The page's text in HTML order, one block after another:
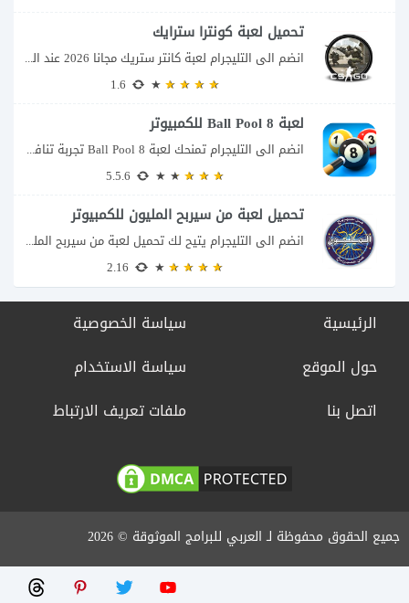
تحميل لعبة كونترا سترايك
انضم الى التليجرام لعبة كانتر ستريك مجانا 2026 عند البحث عن تحميل Counter-Strike للكمبيوتر...
لعبة 8 Ball Pool للكمبيوتر
انضم الى التليجرام تمنحك لعبة 8 Ball Pool تجربة تنافسية ممتعة تجمع بين دقة...
تحميل لعبة من سيربح المليون للكمبيوتر
انضم الى التليجرام يتيح لك تحميل لعبة من سيربح المليون للكمبيوتر خوض تجربة مسابقات...
الرئيسية
حول الموقع
اتصل بنا
سياسة الخصوصية
سياسة الاستخدام
ملفات تعريف الارتباط
جميع الحقوق محفوظة لـ العربي للبرامج الموثوقة © 2026